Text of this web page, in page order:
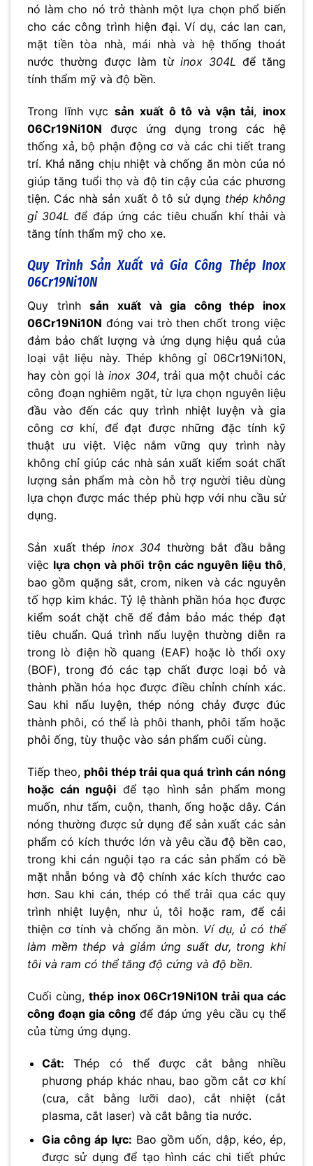
nó làm cho nó trở thành một lựa chọn phổ biến
cho các công trình hiện đại. Ví dụ, các lan can,
mặt tiền tòa nhà, mái nhà và hệ thống thoát
nước thường được làm từ inox 304L để tăng
tính thẩm mỹ và độ bền.
Trong lĩnh vựcsản xuất ô tô và vận tải, inox
06Cr19Ni10N được ứng dụng trong các hệ
thống xả, bộ phận động cơ và các chi tiết trang
trí. Khả năng chịu nhiệt và chống ăn mòn của nó
giúp tăng tuổi thọ và độ tin cậy của các phương
tiện. Các nhà sản xuất ô tô sử dụng thép không
gỉ 304L để đáp ứng các tiêu chuẩn khí thải và
tăng tính thẩm mỹ cho xe.
Quy Trình Sản Xuất và Gia Công Thép Inox
06Cr19Ni10N
Quy trìnhsản xuất và gia công thép inox
06Cr19Ni10N đóng vai trò then chốt trong việc
đảm bảo chất lượng và ứng dụng hiệu quả của
loại vật liệu này. Thép không gỉ 06Cr19Ni10N,
hay còn gọi làinox 304, trải qua một chuỗi các
công đoạn nghiêm ngặt, từ lựa chọn nguyên liệu
đầu vào đến các quy trình nhiệt luyện và gia
công cơ khí, để đạt được những đặc tính kỹ
thuật ưu việt. Việc nắm vững quy trình này
không chỉ giúp các nhà sản xuất kiểm soát chất
lượng sản phẩm mà còn hỗ trợ người tiêu dùng
lựa chọn được mác thép phù hợp với nhu cầu sử
dụng.
Sản xuất thép inox 304 thường bắt đầu bằng
việc lựa chọn và phối trộn các nguyên liệu thô,
bao gồm quặng sắt, crom, niken và các nguyên
tố hợp kim khác. Tỷ lệ thành phần hóa học được
kiểm soát chặt chẽ để đảm bảo mác thép đạt
tiêu chuẩn. Quá trình nấu luyện thường diễn ra
trong lò điện hồ quang (EAF) hoặc lò thổi oxy
(BOF), trong đó các tạp chất được loại bỏ và
thành phần hóa học được điều chỉnh chính xác.
Sau khi nấu luyện, thép nóng chảy được đúc
thành phôi, có thể là phôi thanh, phôi tấm hoặc
phôi ống, tùy thuộc vào sản phẩm cuối cùng.
Tiếp theo, phôi thép trải qua quá trình cán nóng
hoặc cán nguội để tạo hình sản phẩm mong
muốn, như tấm, cuộn, thanh, ống hoặc dây. Cán
nóng thường được sử dụng để sản xuất các sản
phẩm có kích thước lớn và yêu cầu độ bền cao,
trong khi cán nguội tạo ra các sản phẩm có bề
mặt nhẵn bóng và độ chính xác kích thước cao
hơn. Sau khi cán, thép có thể trải qua các quy
trình nhiệt luyện, như ủ, tôi hoặc ram, để cải
thiện cơ tính và chống ăn mòn. Ví dụ, ủ có thể
làm mềm thép và giảm ứng suất dư, trong khi
tôi và ram có thể tăng độ cứng và độ bền.
Cuối cùng, thép inox 06Cr19Ni10N trải qua các
công đoạn gia công để đáp ứng yêu cầu cụ thể
của từng ứng dụng.
Cắt: Thép có thể được cắt bằng nhiều
phương pháp khác nhau, bao gồm cắt cơ khí
(cưa, cắt bằng lưỡi dao), cắt nhiệt (cắt
plasma, cắt laser) và cắt bằng tia nước.
Gia công áp lực: Bao gồm uốn, dập, kéo, ép,
được sử dụng để tạo hình các chi tiết phức